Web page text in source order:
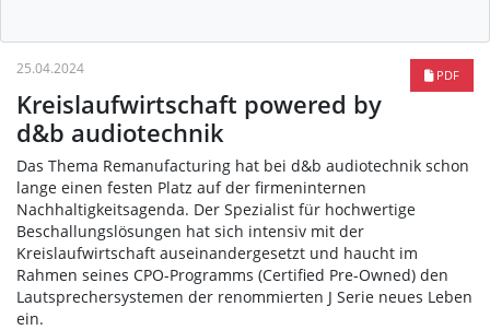
PDF
25.04.2024
Kreislaufwirtschaft powered by
d&b audiotechnik
Das Thema Remanufacturing hat bei d&b audiotechnik schon
lange einen festen Platz auf der firmeninternen
Nachhaltigkeitsagenda. Der Spezialist für hochwertige
Beschallungslösungen hat sich intensiv mit der
Kreislaufwirtschaft auseinandergesetzt und haucht im
Rahmen seines CPO-Programms (Certified Pre-Owned) den
Lautsprechersystemen der renommierten J Serie neues Leben
ein.